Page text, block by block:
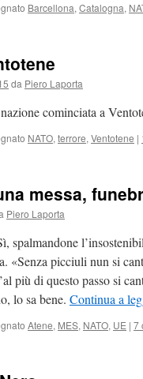
Barcellona, Catalogna,
da Piero Laporta
cominciata a
NATO, terrore, Ventotene |
messa,
Piero Laporta
spalmandone
«Senza picciuli nun si
più di questo passo si
lo sa bene. Continua a
Atene, MES, NATO, UE | 7